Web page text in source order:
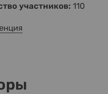
участников: 110